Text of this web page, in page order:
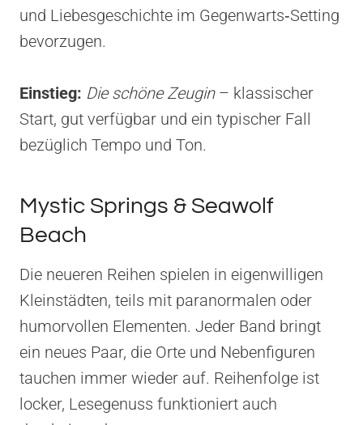
und Liebesgeschichte im Gegenwarts‑Setting
bevorzugen.
Einstieg: Die schöne Zeugin– klassischer
Start, gut verfügbar und ein typischer Fall
bezüglich Tempo und Ton.
Mystic Springs & Seawolf
Beach
Die neueren Reihen spielen in eigenwilligen
Kleinstädten, teils mit paranormalen oder
humorvollen Elementen. Jeder Band bringt
ein neues Paar, die Orte und Nebenfiguren
tauchen immer wieder auf. Reihenfolge ist
locker, Lesegenuss funktioniert auch